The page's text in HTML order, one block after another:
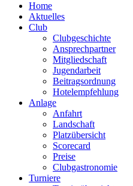
Home
Aktuelles
Club
Clubgeschichte
Ansprechpartner
Mitgliedschaft
Jugendarbeit
Beitragsordnung
Hotelempfehlung
Anlage
Anfahrt
Landschaft
Platzübersicht
Scorecard
Preise
Clubgastronomie
Turniere